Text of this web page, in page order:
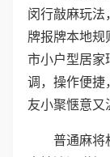
闵行敲麻玩
牌报牌本地
市小户型居家
调，操作便捷
友小聚惬意又
普通麻将